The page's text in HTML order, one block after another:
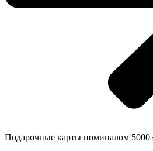
Подарочные карты номиналом 5000